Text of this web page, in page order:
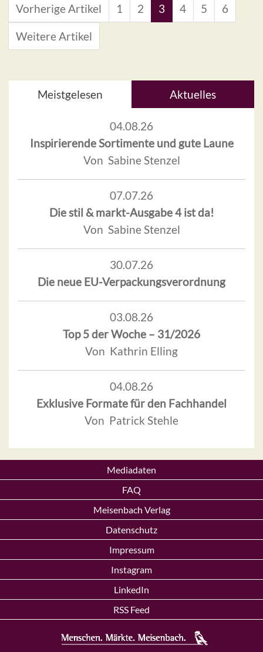
Vorherige Artikel 1 2 3 4 5 6
Weitere Artikel
Meistgelesen Aktuelles
04.08.26
Inspirierende Sortimente und gute Laune
Von Sabine Stenzel
07.07.26
Die stil & markt-Ausgabe 4 ist da!
Von Sabine Stenzel
30.07.26
Die neue EU-Verpackungsverordnung
03.08.26
Top 5 der Woche – 31/2026
Von Kathrin Elling
04.08.26
Exklusive Formate für den Fachhandel
Von Patrick Stehle
Mediadaten
FAQ
Meisenbach Verlag
Datenschutz
Impressum
Instagram
LinkedIn
RSS Feed